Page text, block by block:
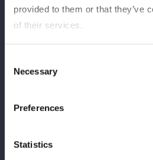
provided to them or that they’ve
of their services.
Selection
Necessary
Preferences
Statistics
2026/04/22
4月26日 (日) 横浜